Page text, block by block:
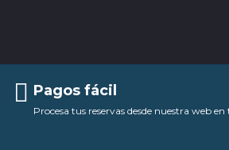
Pagos fácil
Procesa tus reservas desde nuestra web en